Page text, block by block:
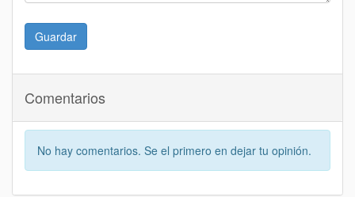
Guardar
Comentarios
No hay comentarios. Se el primero en dejar tu opinión.